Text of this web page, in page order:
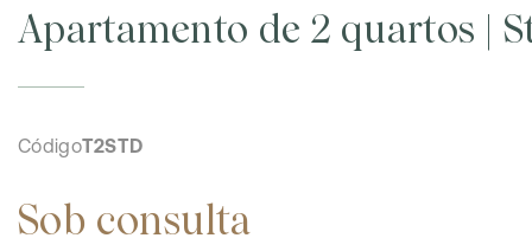
Apartamento de 2 quartos |
CódigoT2STD
Sob consulta